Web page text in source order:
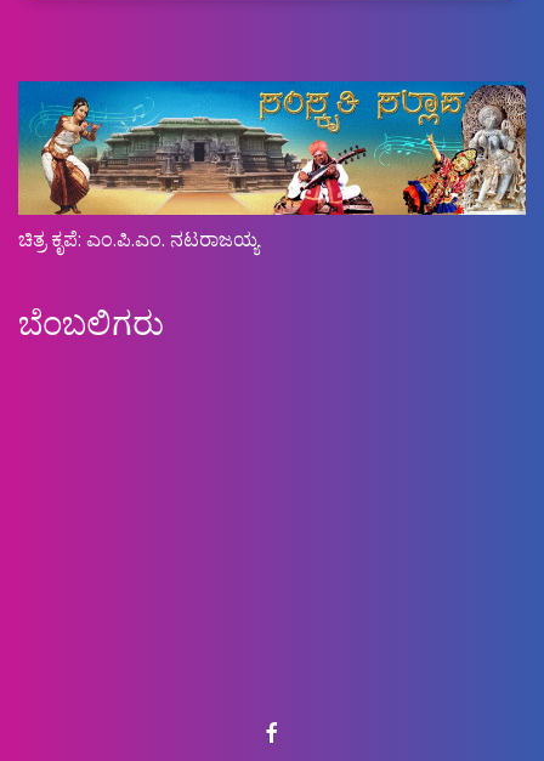
ಚಿತ್ರ ಕೃಪೆ: ಎಂ.ಪಿ.ಎಂ. ನಟರಾಜಯ್ಯ
ಬೆಂಬಲಿಗರು